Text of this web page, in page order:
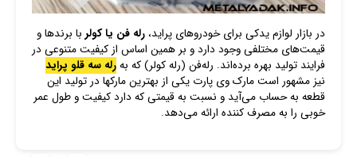
در بازار لوازم یدکی برای خودروهای پراید، رله فن یا کولر با برندها و
قیمت‌های مختلفی وجود دارد و بر همین اساس از کیفیت متنوعی در
فرایند تولید بهره برده‌اند. رله‌فن (رله کولر) که بهرله سه قلو پراید
نیز مشهور است مارک وی پارت یکی از بهترین مارکها در تولید این
قطعه به حساب می‌آید و نسبت به قیمتی که دارد کیفیت و طول عمر
خوبی را به مصرف کننده ارائه می‌دهد.